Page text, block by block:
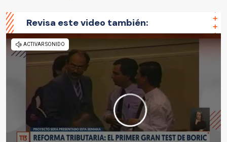
Revisa este video también: